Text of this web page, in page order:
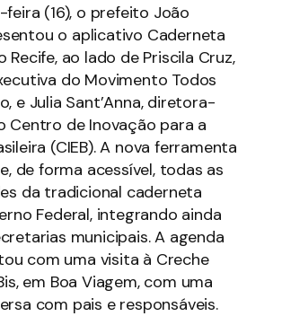
(16), o prefeito João
o aplicativo Caderneta
Recife, ao lado de Priscila Cruz,
do Movimento Todos
e Julia Sant’Anna, diretora-
Centro de Inovação para a
(CIEB). A nova ferramenta
de forma acessível, todas as
da tradicional caderneta
Federal, integrando ainda
municipais. A agenda
com uma visita à Creche
em Boa Viagem, com uma
com pais e responsáveis.